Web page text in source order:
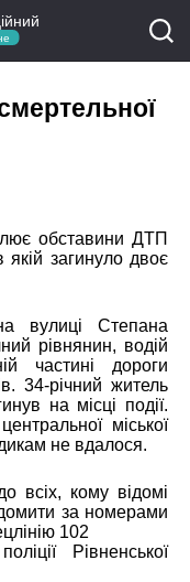
обставини ДТП
загинуло двоє
вулиці Степана
рівнянин, водій
частині дороги
34-річний житель
на місці події.
міської
не вдалося.
всіх, кому відомі
за номерами
102
Рівненської